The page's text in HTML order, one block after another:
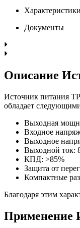
Характеристики
Документы
Описание
Источник питания
обладает
Выходная
Входное
Выходное
Выходной ток:
КПД: >85%
Защита от
Компактные
Благодаря этим
Применение